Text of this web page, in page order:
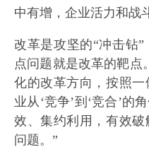
中有增，企业活力和战
改革是攻坚的“冲击钻
点问题就是改革的靶点
化的改革方向，按照
业从‘竞争’到‘竞合’的
效、集约利用，有效
问题。”